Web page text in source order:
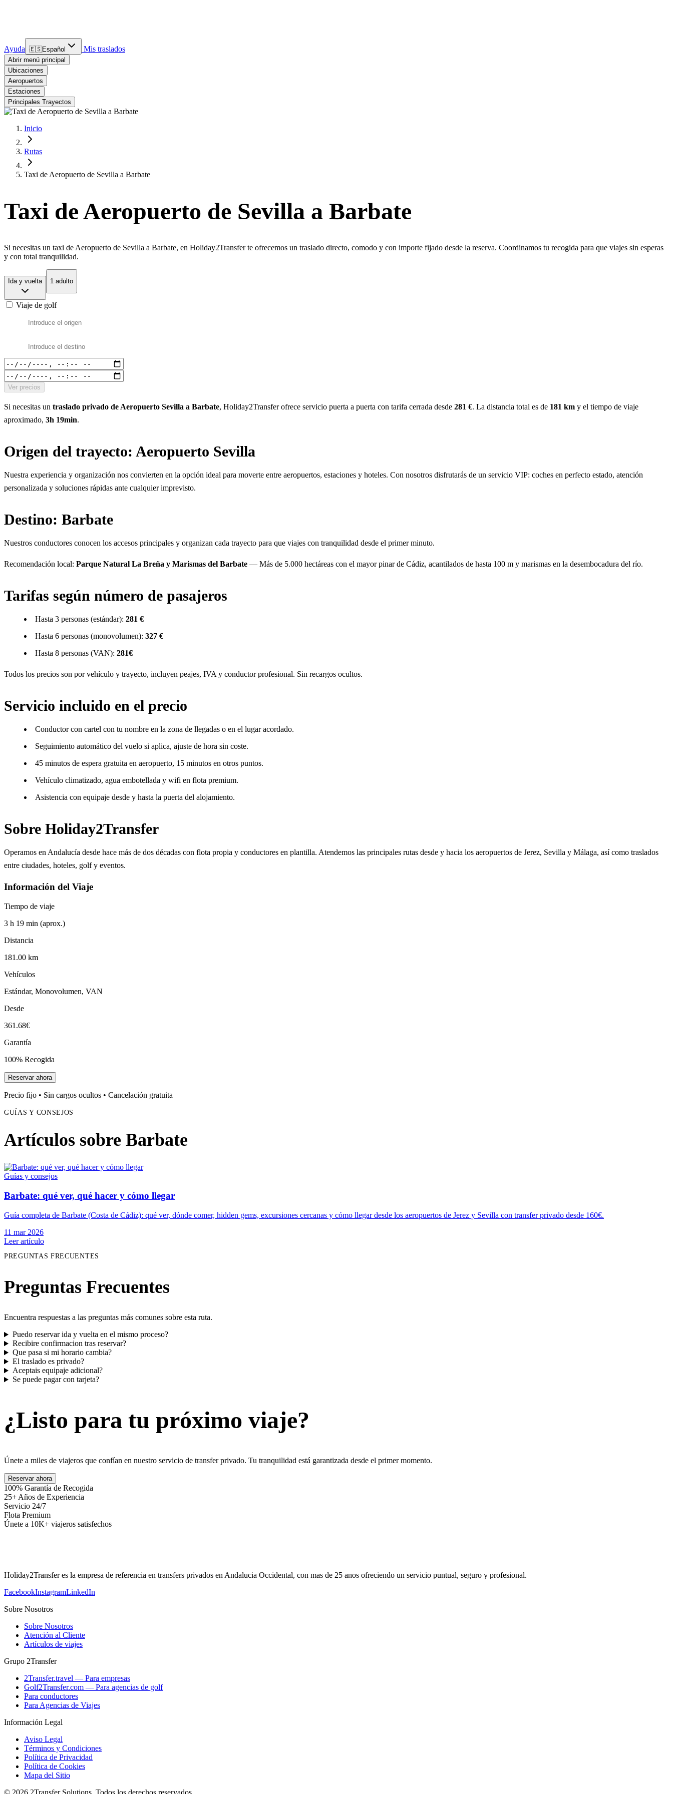
Ayuda 🇪🇸Español Mis traslados
Abrir menú principal
Ubicaciones
Aeropuertos
Estaciones
Principales Trayectos
Inicio
Rutas
Taxi de Aeropuerto de Sevilla a Barbate
Taxi de Aeropuerto de Sevilla a Barbate
Si necesitas un taxi de Aeropuerto de Sevilla a Barbate, en Holiday2Transfer te ofrecemos un traslado directo, comodo y con importe fijado desde la reserva. Coordinamos tu recogida para que viajes sin esperas
y con total tranquilidad.
Ida y vuelta 1 adulto
Viaje de golf
Ver precios
Si necesitas un traslado privado de Aeropuerto Sevilla a Barbate, Holiday2Transfer ofrece servicio puerta a puerta con tarifa cerrada desde 281 €. La distancia total es de 181 km y el tiempo de viaje
aproximado, 3h 19min.
Origen del trayecto: Aeropuerto Sevilla
Nuestra experiencia y organización nos convierten en la opción ideal para moverte entre aeropuertos, estaciones y hoteles. Con nosotros disfrutarás de un servicio VIP: coches en perfecto estado, atención
personalizada y soluciones rápidas ante cualquier imprevisto.
Destino: Barbate
Nuestros conductores conocen los accesos principales y organizan cada trayecto para que viajes con tranquilidad desde el primer minuto.
Recomendación local: Parque Natural La Breña y Marismas del Barbate — Más de 5.000 hectáreas con el mayor pinar de Cádiz, acantilados de hasta 100 m y marismas en la desembocadura del río.
Tarifas según número de pasajeros
Hasta 3 personas (estándar): 281 €
Hasta 6 personas (monovolumen): 327 €
Hasta 8 personas (VAN): 281€
Todos los precios son por vehículo y trayecto, incluyen peajes, IVA y conductor profesional. Sin recargos ocultos.
Servicio incluido en el precio
Conductor con cartel con tu nombre en la zona de llegadas o en el lugar acordado.
Seguimiento automático del vuelo si aplica, ajuste de hora sin coste.
45 minutos de espera gratuita en aeropuerto, 15 minutos en otros puntos.
Vehículo climatizado, agua embotellada y wifi en flota premium.
Asistencia con equipaje desde y hasta la puerta del alojamiento.
Sobre Holiday2Transfer
Operamos en Andalucía desde hace más de dos décadas con flota propia y conductores en plantilla. Atendemos las principales rutas desde y hacia los aeropuertos de Jerez, Sevilla y Málaga, así como traslados
entre ciudades, hoteles, golf y eventos.
Información del Viaje
Tiempo de viaje
3 h 19 min (aprox.)
Distancia
181.00 km
Vehículos
Estándar, Monovolumen, VAN
Desde
361.68€
Garantía
100% Recogida
Reservar ahora
Precio fijo • Sin cargos ocultos • Cancelación gratuita
GUÍAS Y CONSEJOS
Artículos sobre Barbate
Guías y consejos
Barbate: qué ver, qué hacer y cómo llegar
Guía completa de Barbate (Costa de Cádiz): qué ver, dónde comer, hidden gems, excursiones cercanas y cómo llegar desde los aeropuertos de Jerez y Sevilla con transfer privado desde 160€.
11 mar 2026
Leer artículo
PREGUNTAS FRECUENTES
Preguntas Frecuentes
Encuentra respuestas a las preguntas más comunes sobre esta ruta.
Puedo reservar ida y vuelta en el mismo proceso?
Recibire confirmacion tras reservar?
Que pasa si mi horario cambia?
El traslado es privado?
Aceptais equipaje adicional?
Se puede pagar con tarjeta?
¿Listo para tu próximo viaje?
Únete a miles de viajeros que confían en nuestro servicio de transfer privado. Tu tranquilidad está garantizada desde el primer momento.
Reservar ahora
100% Garantía de Recogida
25+ Años de Experiencia
Servicio 24/7
Flota Premium
Únete a 10K+ viajeros satisfechos
Holiday2Transfer es la empresa de referencia en transfers privados en Andalucia Occidental, con mas de 25 anos ofreciendo un servicio puntual, seguro y profesional.
FacebookInstagramLinkedIn
Sobre Nosotros
Sobre Nosotros
Atención al Cliente
Artículos de viajes
Grupo 2Transfer
2Transfer.travel — Para empresas
Golf2Transfer.com — Para agencias de golf
Para conductores
Para Agencias de Viajes
Información Legal
Aviso Legal
Términos y Condiciones
Política de Privacidad
Política de Cookies
Mapa del Sitio